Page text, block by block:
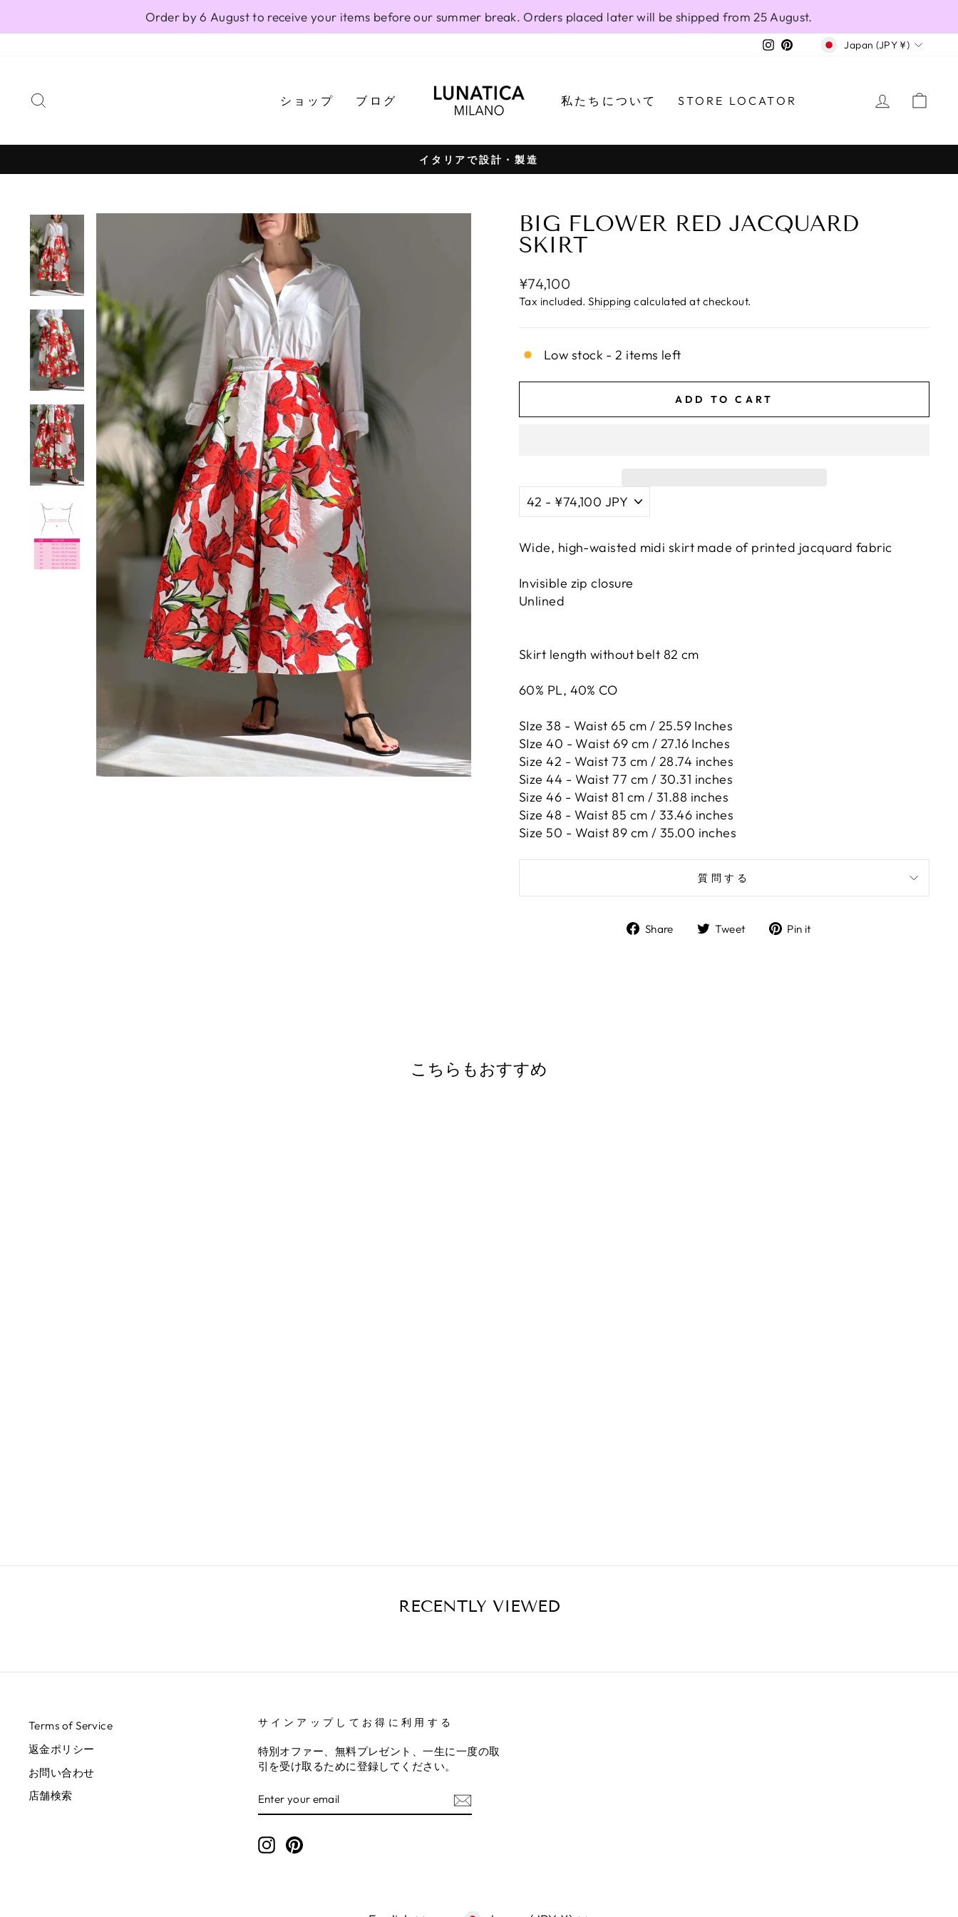
Order by 6 August to receive your items before our summer break. Orders placed later will be shipped from 25 August.
Instagram
PinterestCURRENCY
Japan (JPY ¥)
ショップ ブログ 私たちについて STORE LOCATOR LOG IN
Pause
イタリアで設計・製造
BIG FLOWER RED JACQUARD
SKIRT
Regular
price
¥74,100
Tax included.Shipping calculated at checkout.
Low stock - 2 items left
ADD TO CART
Wide, high-waisted midi skirt made of printed jacquard fabric
Invisible zip closure
Unlined
Skirt length without belt 82 cm
60% PL, 40% CO
SIze 38 - Waist 65 cm / 25.59 Inches
SIze 40 - Waist 69 cm / 27.16 Inches
Size 42 - Waist 73 cm / 28.74 inches
Size 44 - Waist 77 cm / 30.31 inches
Size 46 - Waist 81 cm / 31.88 inches
Size 48 - Waist 85 cm / 33.46 inches
Size 50 - Waist 89 cm / 35.00 inches
質問する
Share
ShareTweet
TweetPin it
こちらもおすすめ
RECENTLY VIEWED
Terms of Service
返金ポリシー
お問い合わせ
店舗検索
サインアップしてお得に利用する
特別オファー、無料プレゼント、一生に一度の取
引を受け取るために登録してください。
YOUR
EMAIL
InstagramPinterest